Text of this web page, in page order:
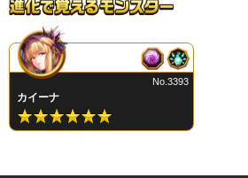
カイーナ
No.3393